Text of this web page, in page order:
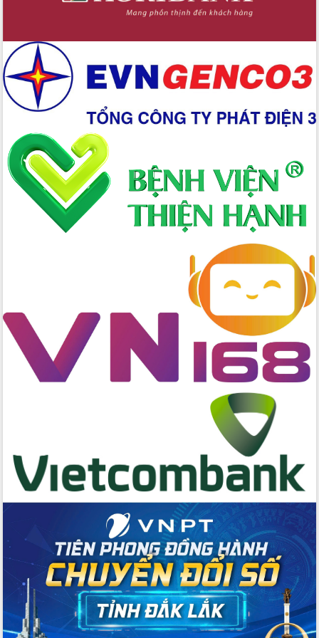
Xây dựng nền hành chính số đồng
Giai đoạn 2026-2030, Đắk Lắk phấn
đấu có 77% xã đạt chuẩn nông thôn
mới
Chuyển đổi số 'mở đường' cho nông
nghiệp Đắk Lắk tăng trưởng bứt phá
Triển khai đồng bộ đo đạc, lập hồ sơ
địa chính, hoàn thiện cơ sở dữ liệu đất
đai
Ứng dụng sinh trắc học - Bước tiến
trong hành trình chuyển đổi số tại Đắk
Đắk Lắk nâng cao hiệu quả công tác
Đảng từ Sổ tay đảng viên điện tử
chuyển đổi số cho cán bộ, công chức
cấp xã
Đắk Lắk phát động hưởng ứng Ngày
Quyền của người tiêu dùng Việt Nam
Lương Văn Chánh năm 2026
Phó Bí thư Tỉnh ủy Đắk Lắk Đỗ Hữu
Huy giữ chức Bí thư Đảng ủy Ủy Ban
Bệnh án điện tử thúc đẩy chuyển đổi
Chuyển đổi số thư viện: Mở rộng
không gian tri thức trong thời đại số
Đánh giá, rút kinh nghiệm công tác tổ
chức diễn tập trước ngày bầu cử
Chương trình “Gặp gỡ hữu nghị –
Friendship Meeting New Year 2026”